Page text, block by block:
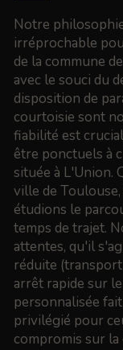
Notre
irréprochable
de la commune
avec le souci du
disposition de
courtoisie sont
fiabilité est
être ponctuels à
située à L'Union.
ville de
étudions le
temps de trajet.
attentes, qu'il
réduite
arrêt rapide sur
personnalisée
privilégié pour
compromis sur